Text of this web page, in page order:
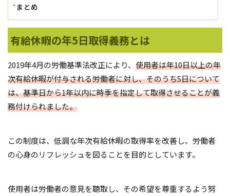
まとめ
有給休暇の年5日取得義務とは
2019年4月の労働基準法改正により、 使用者は年10日以上の年
次有給休暇が付与される労働者に対し、そのうち5日について
は、基準日から1年以内に時季を指定して取得させることが義
務付けられました。
この制度は、低調な年次有給休暇の取得率を改善し、労働者
の心身のリフレッシュを図ることを目的としています。
使用者は労働者の意見を聴取し、その希望を尊重するよう努